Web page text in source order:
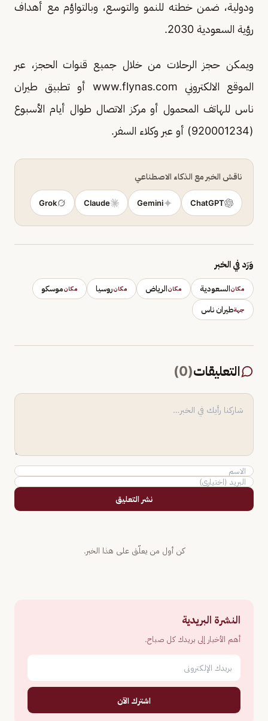
ودولية، ضمن خطته للنمو والتوسع، وبالتواؤم مع أهداف
رؤية السعودية 2030.
ويمكن حجز الرحلات من خلال جميع قنوات الحجز، عبر
الموقع اﻻلكتروني www.flynas.com أو تطبيق طيران
ناس للهاتف المحمول أو مركز الاتصال طوال أيام الأسبوع
(920001234) أو عبر وكلاء السفر.
ناقش الخبر مع الذكاء الاصطناعي
ChatGPT
Gemini
Claude
Grok
وَرَد في الخبر
مكانالسعودية مكانالرياض مكانروسيا مكانموسكو
جهةطيران ناس
التعليقات(
0
)
نشر التعليق
كن أول من يعلّق على هذا الخبر.
النشرة البريدية
أهم الأخبار إلى بريدك كل صباح.
اشترك الآن